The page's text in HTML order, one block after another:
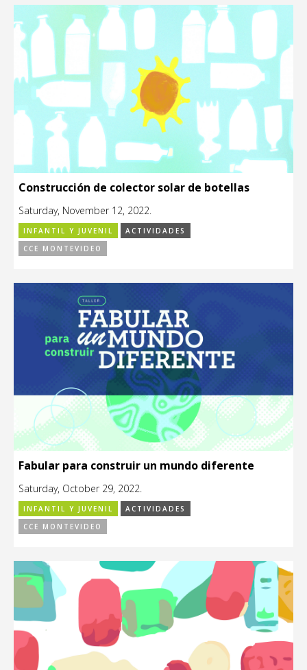
Construcción de colector solar de botellas
Saturday, November 12, 2022.
INFANTIL Y JUVENIL
ACTIVIDADES
CCE MONTEVIDEO
Fabular para construir un mundo diferente
Saturday, October 29, 2022.
INFANTIL Y JUVENIL
ACTIVIDADES
CCE MONTEVIDEO